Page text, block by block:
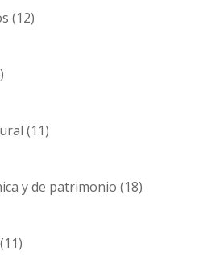
(12)
(11)
y de patrimonio (18)
(11)